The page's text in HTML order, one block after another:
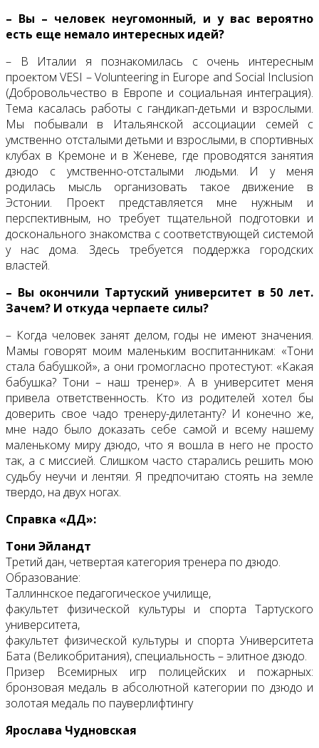
– Вы – человек неугомонный, и у вас вероятно
есть еще немало интересных идей?
– В Италии я познакомилась с очень интересным
проектом VESI – Volunteering in Europe and Social Inclusion
(Добровольчество в Европе и социальная интеграция).
Тема касалась работы с гандикап-детьми и взрослыми.
Мы побывали в Итальянской ассоциации семей с
умственно отсталыми детьми и взрослыми, в спортивных
клубах в Кремоне и в Женеве, где проводятся занятия
дзюдо с умственно-отсталыми людьми. И у меня
родилась мысль организовать такое движение в
Эстонии. Проект представляется мне нужным и
перспективным, но требует тщательной подготовки и
досконального знакомства с соответствующей системой
у нас дома. Здесь требуется поддержка городских
властей.
– Вы окончили Тартуский университет в 50 лет.
Зачем? И откуда черпаете силы?
– Когда человек занят делом, годы не имеют значения.
Мамы говорят моим маленьким воспитанникам: «Тони
стала бабушкой», а они громогласно протестуют: «Какая
бабушка? Тони – наш тренер». А в университет меня
привела ответственность. Кто из родителей хотел бы
доверить свое чадо тренеру-дилетанту? И конечно же,
мне надо было доказать себе самой и всему нашему
маленькому миру дзюдо, что я вошла в него не просто
так, а с миссией. Слишком часто старались решить мою
судьбу неучи и лентяи. Я предпочитаю стоять на земле
твердо, на двух ногах.
Справка «ДД»:
Тони Эйландт
Третий дан, четвертая категория тренера по дзюдо.
Образование:
Таллиннское педагогическое училище,
факультет физической культуры и спорта Тартуского
университета,
факультет физической культуры и спорта Университета
Бата (Великобритания), специальность – элитное дзюдо.
Призер Всемирных игр полицейских и пожарных:
бронзовая медаль в абсолютной категории по дзюдо и
золотая медаль по пауверлифтингу
Ярослава Чудновская